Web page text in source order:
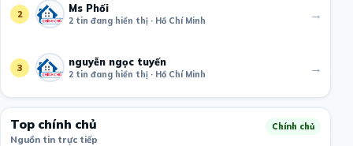
2 Ms Phối
2 tin đang hiển thị · Hồ Chí Minh →
3 nguyễn ngọc tuyến
2 tin đang hiển thị · Hồ Chí Minh →
Top chính chủ
Nguồn tin trực tiếp
Chính chủ